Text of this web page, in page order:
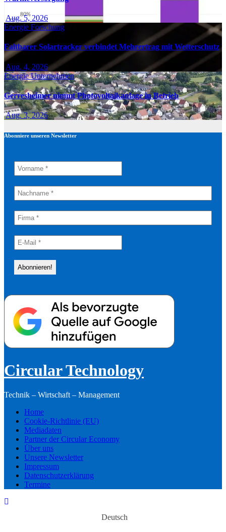
Aug. 5, 2026
Energie Forschung
Faltbarer Solartracker verbindet Mehrertrag mit Wetterschutz
Aug. 4, 2026
EnergieUnternehmen
Gerresheimer nimmt Photovoltaikanlage in Betrieb
Aug. 3, 2026
Abonniere unseren Newsletter
Circular Technology
Technik – Wirtschaft – Management
Home
Cookie-Richtlinie (EU)
Mediadaten
Partner der Circular Economy
Über uns
Unsere Newsletter
Impressum
Datenschutzerklärung
Termine
Deutsch